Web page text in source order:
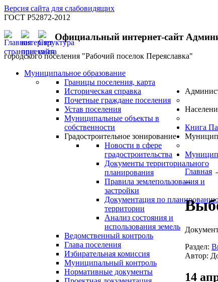
Версия сайта для слабовидящих
ГОСТ Р52872-2012
Официальный интернет-сайт
городского поселения "Рабочий поселок Переяславка"
Муниципальное образование
Границы поселения, карта
Историческая справка
Почетные граждане поселения
Устав поселения
Муниципальные объекты в
собственности
Градостроительное зонирование
Новости в сфере
градостроительства
Документы территориального
планирования
Правила землепользования и
застройки
Документация по
территории
Анализ состояния и
использования земель
Ведомственный контроль
Глава поселения
Избирательная комиссия
Муниципальный контроль
Нормативные документы
Книга
Главная
...
Раздел:
Автор:
14